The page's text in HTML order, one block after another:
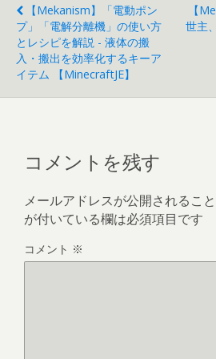
【mekanism】「電動ポン
プ」「電解分離機」の使い方
とレシピを解説 - 液体の搬
入・搬出を効率化するキーア
イテム 【MinecraftJE】
【
世主
コメントを残す
メールアドレスが公開されること
が付いている欄は必須項目です
コメント ※